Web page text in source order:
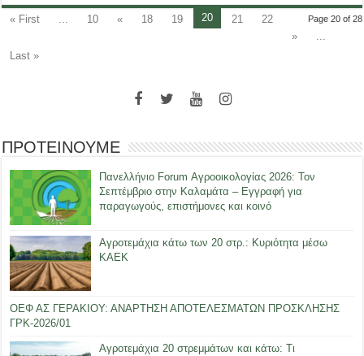
Page 20 of 28
« First 10 « 18 19 20 21
22
»
Last »
ΠΡΟΤΕΙΝΟΥΜΕ
Πανελλήνιο Forum Αγροοικολογίας 2026: Τον
Σεπτέμβριο στην Καλαμάτα – Εγγραφή για
παραγωγούς, επιστήμονες και κοινό
Αγροτεμάχια κάτω των 20 στρ.: Κυριότητα μέσω
ΚΑΕΚ
ΟΕΦ ΑΣ ΓΕΡΑΚΙΟΥ: ΑΝΑΡΤΗΣΗ ΑΠΟΤΕΛΕΣΜΑΤΩΝ ΠΡΟΣΚΛΗΣΗΣ
ΓΡΚ-2026/01
Αγροτεμάχια 20 στρεμμάτων και κάτω: Τι